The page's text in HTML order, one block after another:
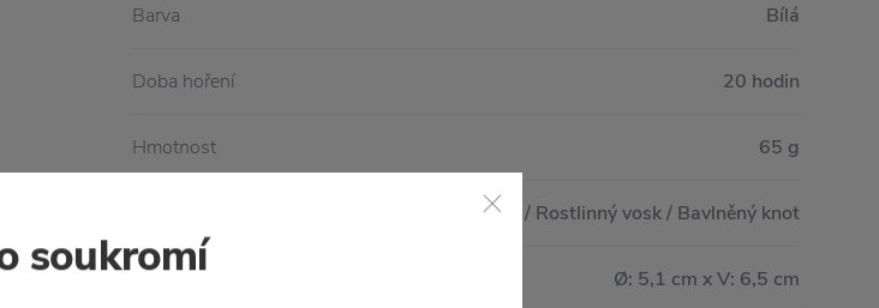
Barva Bílá
Doba hoření 20 hodin
Hmotnost 65 g
Sklo / Bukové dřevo / Rostlinný vosk / Bavlněný knot
Rozměr Ø: 5,1 cm x V: 6,5 cm
soukromí